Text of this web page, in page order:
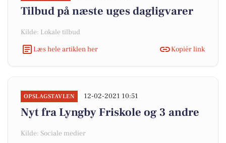
Tilbud på næste uges dagligvarer
Kilde: Lokale tilbud
Læs hele artiklen her
Kopiér link
OPSLAGSTAVLEN 12-02-2021 10:51
Nyt fra Lyngby Friskole og 3 andre
Kilde: Sociale medier